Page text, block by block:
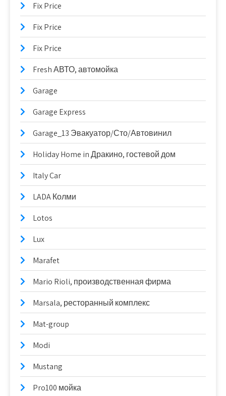
Fix Price
Fix Price
Fix Price
Fresh АВТО, автомойка
Garage
Garage Express
Garage_13 Эвакуатор/Сто/Автовинил
Holiday Home in Дракино, гостевой дом
Italy Car
LADA Колми
Lotos
Lux
Marafet
Mario Rioli, производственная фирма
Marsala, ресторанный комплекс
Mat-group
Modi
Mustang
Pro100 мойка